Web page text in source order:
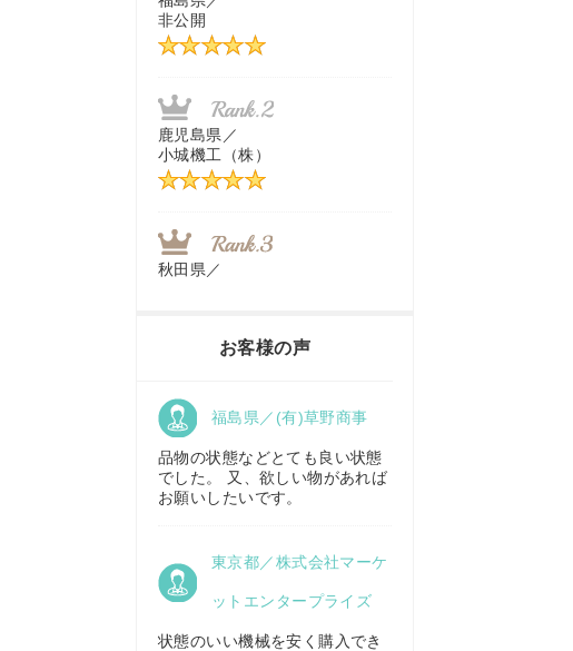
近江商事合同会社：「茨城中古
農建機販売」
ガワ農機商会）
東京都／
株式会社マーケットエンタープ
ライズ
秋田県／
TMKトレーディング株式会社
非公開
鹿児島県／
小城機工（株）
秋田県／
香川県／
農機リンクス
株式会社キリノ
お客様の声
福島県／(有)草野商事
品物の状態などとても良い状態
でした。 又、欲しい物があれば
お願いしたいです。
東京都／株式会社マーケ
ットエンタープライズ
状態のいい機械を安く購入でき